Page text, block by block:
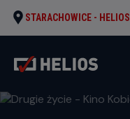
STARACHOWICE - HELIOS